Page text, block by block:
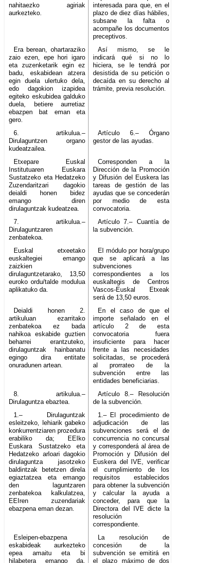
nahitaezko agiriak
aurkezteko.
interesada para que, en el
plazo de diez días hábiles,
subsane la falta o
acompañe los documentos
preceptivos.
Era berean, ohartaraziko
zaio ezen, epe hori igaro
eta zuzenketarik egin ez
badu, eskabidean atzera
egin duela ulertuko dela,
edo dagokion izapidea
egiteko eskubidea galduko
duela, betiere aurretiaz
ebazpen bat eman eta
gero.
Así mismo, se le
indicará qué si no lo
hiciera, se le tendrá por
desistida de su petición o
decaída en su derecho al
trámite, previa resolución.
6. artikulua.–
Dirulaguntzen organo
kudeatzailea.
Artículo 6.– Órgano
gestor de las ayudas.
Etxepare Euskal
Institutuaren Euskara
Sustatzeko eta Hedatzeko
Zuzendaritzari dagokio
deialdi honen bidez
emango diren
dirulaguntzak kudeatzea.
Corresponden a la
Dirección de la Promoción
y Difusión del Euskera las
tareas de gestión de las
ayudas que se concederán
por medio de esta
convocatoria.
7. artikulua.–
Dirulaguntzaren
zenbatekoa.
Artículo 7.– Cuantía de
la subvención.
Euskal etxeetako
euskaltegiei emango
zaizkien
dirulaguntzetarako, 13,50
euroko ordu/talde modulua
aplikatuko da.
El módulo por hora/grupo
que se aplicará a las
subvenciones
correspondientes a los
euskaltegis de Centros
Vascos-Euskal Etxeak
será de 13,50 euros.
Deialdi honen 2.
artikuluan ezarritako
zenbatekoa ez bada
nahikoa eskabide guztien
beharrei erantzuteko,
dirulaguntzak hainbanatu
egingo dira entitate
onuradunen artean.
En el caso de que el
importe señalado en el
artículo 2 de esta
convocatoria fuera
insuficiente para hacer
frente a las necesidades
solicitadas, se procederá
al prorrateo de la
subvención entre las
entidades beneficiarias.
8. artikulua.–
Dirulaguntza ebaztea.
Artículo 8.– Resolución
de la subvención.
1.– Dirulaguntzak
esleitzeko, lehiarik gabeko
konkurrentziaren prozedura
erabiliko da; EEIko
Euskara Sustatzeko eta
Hedatzeko arloari dagokio
dirulaguntza jasotzeko
baldintzak betetzen direla
egiaztatzea eta emango
den laguntzaren
zenbatekoa kalkulatzea,
EEIren zuzendariak
ebazpena eman dezan.
1.– El procedimiento de
adjudicación de las
subvenciones será el de
concurrencia no concursal
y corresponderá al área de
Promoción y Difusión del
Euskera del IVE, verificar
el cumplimiento de los
requisitos establecidos
para obtener la subvención
y calcular la ayuda a
conceder, para que la
Directora del IVE dicte la
resolución
correspondiente.
Esleipen-ebazpena
eskabideak aurkezteko
epea amaitu eta bi
hilabetera emango da,
La resolución de
concesión de la
subvención se emitirá en
el plazo máximo de dos